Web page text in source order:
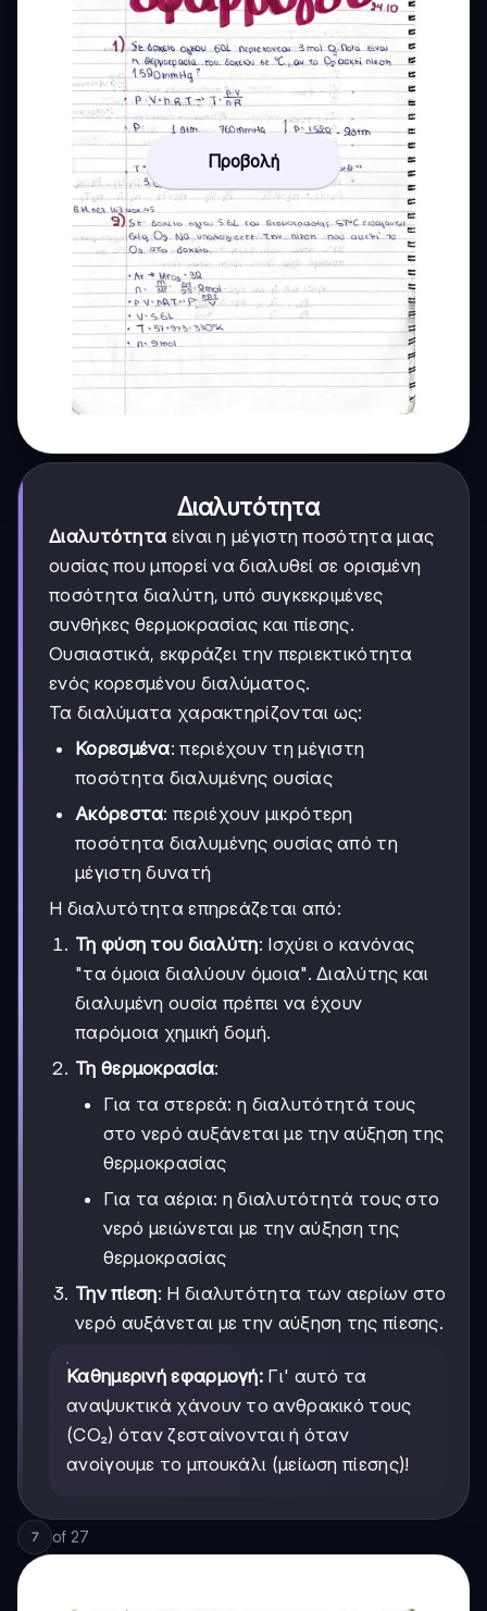
Προβολή
Διαλυτότητα
Διαλυτότητα είναι η μέγιστη ποσότητα μιας
ουσίας που μπορεί να διαλυθεί σε ορισμένη
ποσότητα διαλύτη, υπό συγκεκριμένες
συνθήκες θερμοκρασίας και πίεσης.
Ουσιαστικά, εκφράζει την περιεκτικότητα
ενός κορεσμένου διαλύματος.
Τα διαλύματα χαρακτηρίζονται ως:
Κορεσμένα: περιέχουν τη μέγιστη
ποσότητα διαλυμένης ουσίας
Ακόρεστα: περιέχουν μικρότερη
ποσότητα διαλυμένης ουσίας από τη
μέγιστη δυνατή
Η διαλυτότητα επηρεάζεται από:
Τη φύση του διαλύτη: Ισχύει ο κανόνας
"τα όμοια διαλύουν όμοια". Διαλύτης και
διαλυμένη ουσία πρέπει να έχουν
παρόμοια χημική δομή.
Τη θερμοκρασία:
Για τα στερεά: η διαλυτότητά τους
στο νερό αυξάνεται με την αύξηση της
θερμοκρασίας
Για τα αέρια: η διαλυτότητά τους στο
νερό μειώνεται με την αύξηση της
θερμοκρασίας
Την πίεση: Η διαλυτότητα των αερίων στο
νερό αυξάνεται με την αύξηση της πίεσης.
Καθημερινή εφαρμογή: Γι' αυτό τα
αναψυκτικά χάνουν το ανθρακικό τους
(CO₂) όταν ζεσταίνονται ή όταν
ανοίγουμε το μπουκάλι (μείωση πίεσης)!
7 of 27